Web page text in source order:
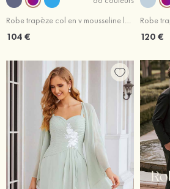
Robe trapèze col en v mousseline longueur mollet robe de mère de la mariée avec plissé
104 € 120 €